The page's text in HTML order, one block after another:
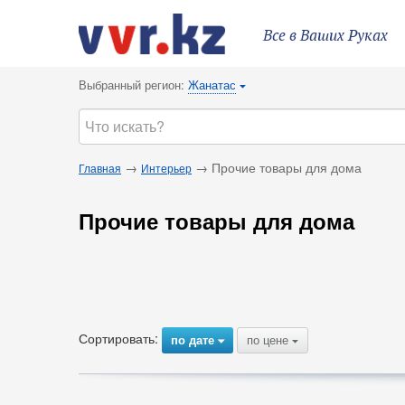
Все в Ваших Руках
Выбранный регион: Жанатас {
Главная → Интерьер → Прочие товары для дома
Прочие товары для дома
Сортировать: по дате{ по цене {